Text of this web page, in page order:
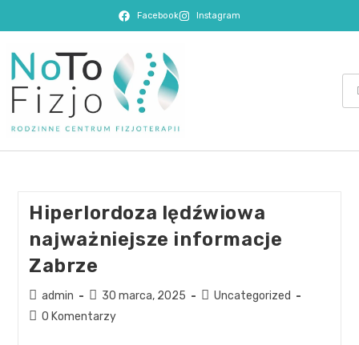
Facebook Instagram
Hiperlordoza lędźwiowa
najważniejsze informacje
Zabrze
admin 30 marca, 2025
Uncategorized
0 Komentarzy